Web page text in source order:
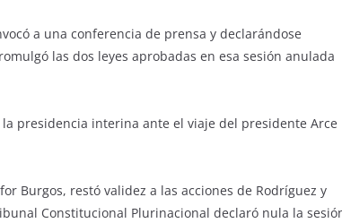
a una conferencia de prensa y declarándose
las dos leyes aprobadas en esa sesión anulada
presidencia interina ante el viaje del presidente Arce
Burgos, restó validez a las acciones de Rodríguez y
Constitucional Plurinacional declaró nula la